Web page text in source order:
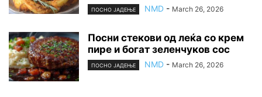
ПОСНО ЈАДЕЊЕ NMD - March 26, 2026
Посни стекови од леќа со крем
пире и богат зеленчуков сос
ПОСНО ЈАДЕЊЕ NMD - March 26, 2026